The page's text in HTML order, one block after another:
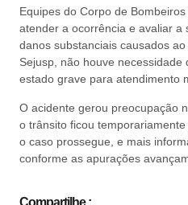
Equipes do Corpo de
atender a ocorrência e avaliar a
danos substanciais causados
Sejusp, não houve
estado grave para atendimento
O acidente gerou preocupação
o trânsito ficou
o caso prossegue, e mais
conforme as apurações
Compartilhe :